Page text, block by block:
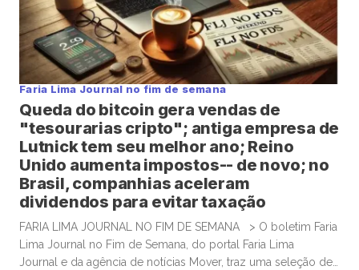
Faria Lima Journal no fim de semana
Queda do bitcoin gera vendas de
"tesourarias cripto"; antiga empresa de
Lutnick tem seu melhor ano; Reino
Unido aumenta impostos-- de novo; no
Brasil, companhias aceleram
dividendos para evitar taxação
FARIA LIMA JOURNAL NO FIM DE SEMANA > O boletim Faria
Lima Journal no Fim de Semana, do portal Faria Lima
Journal e da agência de notícias Mover, traz uma seleção de